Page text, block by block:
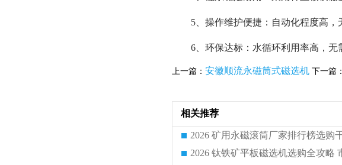
5、操作维护便捷：自动化程度高，
6、环保达标：水循环利用率高，无
上一篇： 安徽顺流永磁筒式磁选机 下一篇：
相关推荐